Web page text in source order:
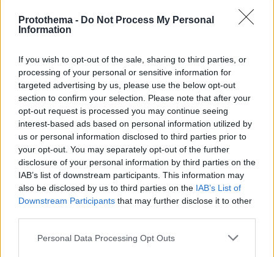
Protothema - Do Not Process My Personal
Information
If you wish to opt-out of the sale, sharing to third parties, or
processing of your personal or sensitive information for
targeted advertising by us, please use the below opt-out
section to confirm your selection. Please note that after your
opt-out request is processed you may continue seeing
interest-based ads based on personal information utilized by
us or personal information disclosed to third parties prior to
your opt-out. You may separately opt-out of the further
disclosure of your personal information by third parties on the
IAB’s list of downstream participants. This information may
also be disclosed by us to third parties on the IAB’s List of
Downstream Participants that may further disclose it to other
Please note that this website/app uses one or more Google
Personal Data Processing Opt Outs
arcadiaportal.gr
eleftheriaonline.gr
Ενημερωτική πύλη ν. Μεσσηνίας
ilialive.gr
Ενημερωτική πύλη ν. Ηλείας
inargolida.gr
Ενημερωτική πύλη ν. Αργολίδας
isthmos.gr
Ενημερωτική πύλη ν. Κορινθίας